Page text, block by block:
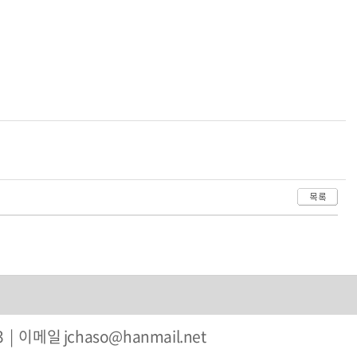
| 이메일 jchaso@hanmail.net